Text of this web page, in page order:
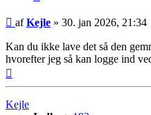
Indlæg
afKejle » 30. jan 2026, 21:34
Kan du ikke lave det så den
hvorefter jeg så kan logge ind
Kejle